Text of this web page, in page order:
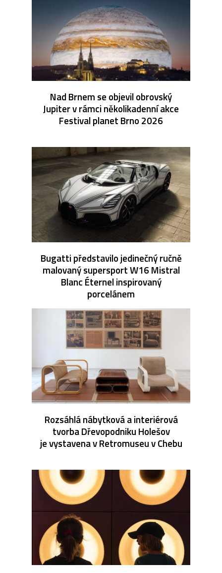
Nad Brnem se objevil obrovský
Jupiter v rámci několikadenní akce
Festival planet Brno 2026
Bugatti představilo jedinečný ručně
malovaný supersport W16 Mistral
Blanc Éternel inspirovaný
porcelánem
Rozsáhlá nábytková a interiérová
tvorba Dřevopodniku Holešov
je vystavena v Retromuseu v Chebu